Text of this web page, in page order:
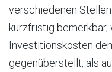
verschiedenen
kurzfristig bemerkbar,
Investitionskosten
gegenüberstellt, als